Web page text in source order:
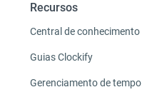
Recursos
Central de conhecimento
Guias Clockify
Gerenciamento de tempo